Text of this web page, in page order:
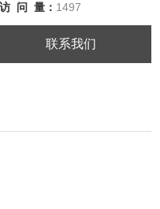
劣的工矿环境
访 问 量： 1497
联系我们